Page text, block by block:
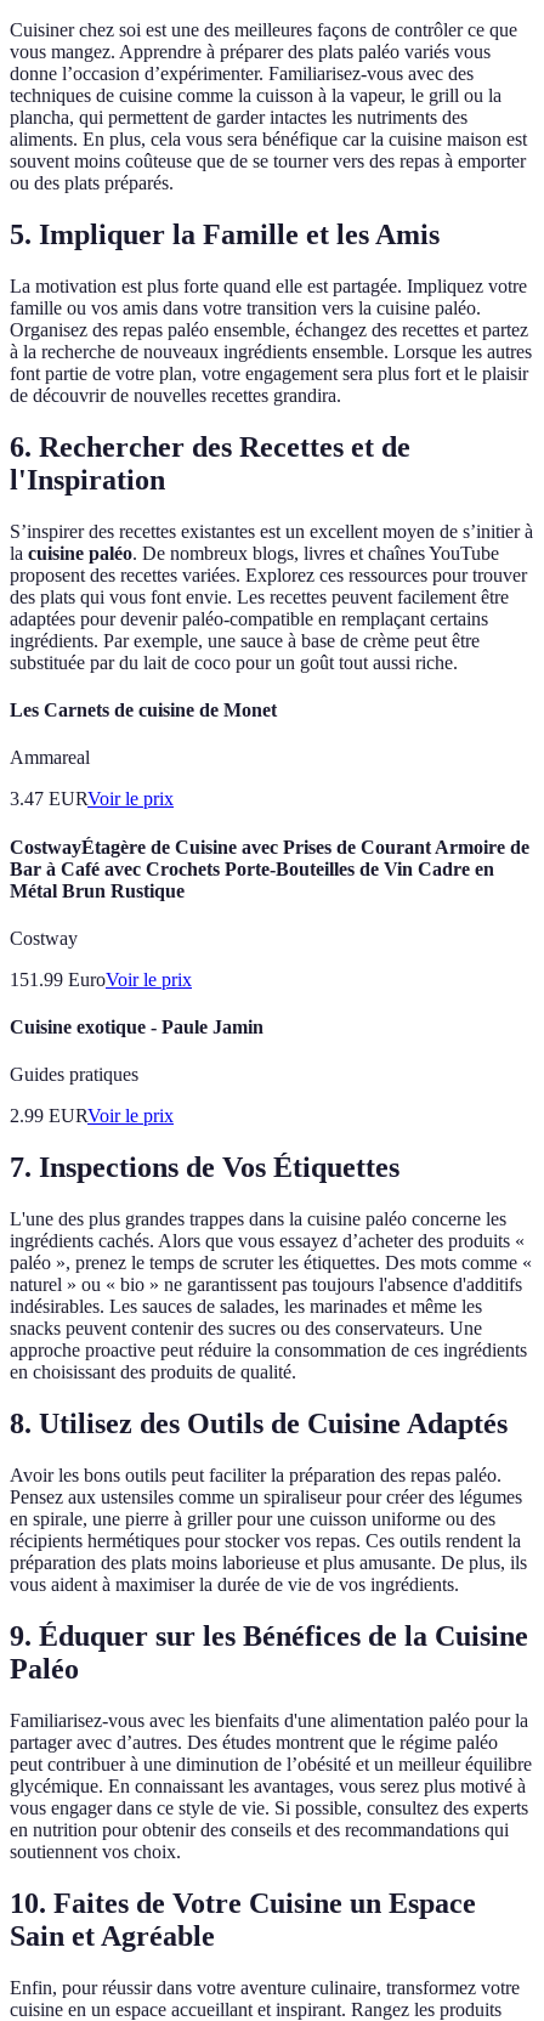
Cuisiner chez soi est une des meilleures façons de contrôler ce que
vous mangez. Apprendre à préparer des plats paléo variés vous
donne l’occasion d’expérimenter. Familiarisez-vous avec des
techniques de cuisine comme la cuisson à la vapeur, le grill ou la
plancha, qui permettent de garder intactes les nutriments des
aliments. En plus, cela vous sera bénéfique car la cuisine maison est
souvent moins coûteuse que de se tourner vers des repas à emporter
ou des plats préparés.
5. Impliquer la Famille et les Amis
La motivation est plus forte quand elle est partagée. Impliquez votre
famille ou vos amis dans votre transition vers la cuisine paléo.
Organisez des repas paléo ensemble, échangez des recettes et partez
à la recherche de nouveaux ingrédients ensemble. Lorsque les autres
font partie de votre plan, votre engagement sera plus fort et le plaisir
de découvrir de nouvelles recettes grandira.
6. Rechercher des Recettes et de
l'Inspiration
S’inspirer des recettes existantes est un excellent moyen de s’initier à
la cuisine paléo. De nombreux blogs, livres et chaînes YouTube
proposent des recettes variées. Explorez ces ressources pour trouver
des plats qui vous font envie. Les recettes peuvent facilement être
adaptées pour devenir paléo-compatible en remplaçant certains
ingrédients. Par exemple, une sauce à base de crème peut être
substituée par du lait de coco pour un goût tout aussi riche.
Les Carnets de cuisine de Monet
Ammareal
3.47 EURVoir le prix
CostwayÉtagère de Cuisine avec Prises de Courant Armoire de
Bar à Café avec Crochets Porte-Bouteilles de Vin Cadre en
Métal Brun Rustique
Costway
151.99 EuroVoir le prix
Cuisine exotique - Paule Jamin
Guides pratiques
2.99 EURVoir le prix
7. Inspections de Vos Étiquettes
L'une des plus grandes trappes dans la cuisine paléo concerne les
ingrédients cachés. Alors que vous essayez d’acheter des produits «
paléo », prenez le temps de scruter les étiquettes. Des mots comme «
naturel » ou « bio » ne garantissent pas toujours l'absence d'additifs
indésirables. Les sauces de salades, les marinades et même les
snacks peuvent contenir des sucres ou des conservateurs. Une
approche proactive peut réduire la consommation de ces ingrédients
en choisissant des produits de qualité.
8. Utilisez des Outils de Cuisine Adaptés
Avoir les bons outils peut faciliter la préparation des repas paléo.
Pensez aux ustensiles comme un spiraliseur pour créer des légumes
en spirale, une pierre à griller pour une cuisson uniforme ou des
récipients hermétiques pour stocker vos repas. Ces outils rendent la
préparation des plats moins laborieuse et plus amusante. De plus, ils
vous aident à maximiser la durée de vie de vos ingrédients.
9. Éduquer sur les Bénéfices de la Cuisine
Paléo
Familiarisez-vous avec les bienfaits d'une alimentation paléo pour la
partager avec d’autres. Des études montrent que le régime paléo
peut contribuer à une diminution de l’obésité et un meilleur équilibre
glycémique. En connaissant les avantages, vous serez plus motivé à
vous engager dans ce style de vie. Si possible, consultez des experts
en nutrition pour obtenir des conseils et des recommandations qui
soutiennent vos choix.
10. Faites de Votre Cuisine un Espace
Sain et Agréable
Enfin, pour réussir dans votre aventure culinaire, transformez votre
cuisine en un espace accueillant et inspirant. Rangez les produits